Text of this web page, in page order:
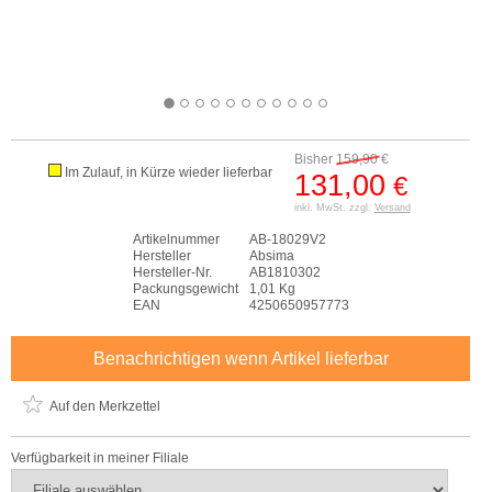
Bisher 159,90€
131,00 €
inkl. MwSt. zzgl. Versand
Im Zulauf, in Kürze wieder lieferbar
Artikelnummer
AB-18029V2
Hersteller
Absima
Hersteller-Nr.
AB1810302
Packungsgewicht
1,01 Kg
EAN
4250650957773
Benachrichtigen wenn Artikel lieferbar
Auf den Merkzettel
Verfügbarkeit in meiner Filiale